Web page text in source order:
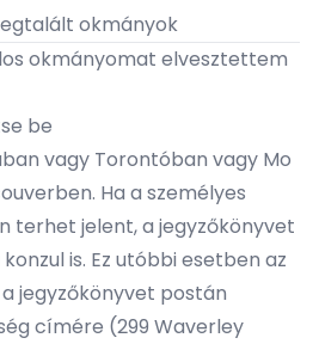
okmányok
okmányomat elvesztettem
be
vagy Torontóban vagy Mo
. Ha a személyes
terhet jelent, a jegyzőkönyvet
is. Ez utóbbi esetben az
jegyzőkönyvet postán
címére (299 Waverley